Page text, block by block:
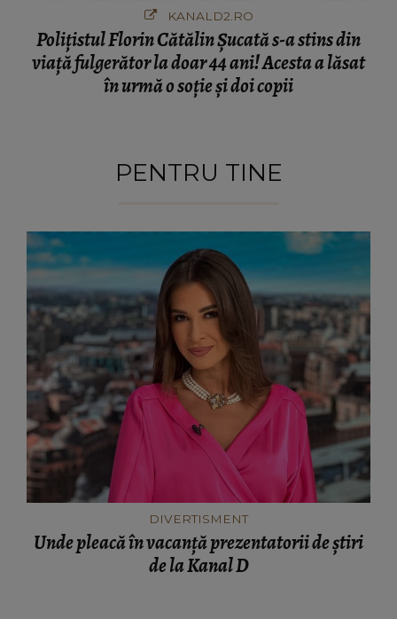
KANALD2.RO
Polițistul Florin Cătălin Șucată s-a stins din
viață fulgerător la doar 44 ani! Acesta a lăsat
în urmă o soție și doi copii
PENTRU TINE
DIVERTISMENT
Unde pleacă în vacanță prezentatorii de știri
de la Kanal D